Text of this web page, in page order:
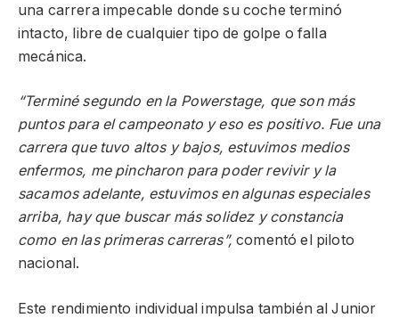
una carrera impecable donde su coche terminó
intacto, libre de cualquier tipo de golpe o falla
mecánica.
“Terminé segundo en la Powerstage, que son más
puntos para el campeonato y eso es positivo. Fue una
carrera que tuvo altos y bajos, estuvimos medios
enfermos, me pincharon para poder revivir y la
sacamos adelante, estuvimos en algunas especiales
arriba, hay que buscar más solidez y constancia
como en las primeras carreras”, comentó el piloto
nacional.
Este rendimiento individual impulsa también al Junior